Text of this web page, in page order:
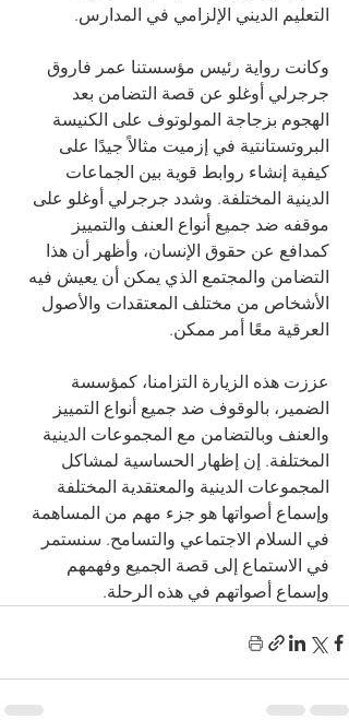
التعليم الديني الإلزامي في المدارس.
وكانت رواية رئيس مؤسستنا عمر فاروق
جرجرلي أوغلو عن قصة التضامن بعد
الهجوم بزجاجة المولوتوف على الكنيسة
البروتستانتية في إزميت مثالاً جيدًا على
كيفية إنشاء روابط قوية بين الجماعات
الدينية المختلفة. وشدد جرجرلي أوغلو على
موقفه ضد جميع أنواع العنف والتمييز
كمدافع عن حقوق الإنسان، وأظهر أن هذا
التضامن والمجتمع الذي يمكن أن يعيش فيه
الأشخاص من مختلف المعتقدات والأصول
العرقية معًا أمر ممكن.
عززت هذه الزيارة التزامنا، كمؤسسة
الضمير، بالوقوف ضد جميع أنواع التمييز
والعنف وبالتضامن مع المجموعات الدينية
المختلفة. إن إظهار الحساسية لمشاكل
المجموعات الدينية والمعتقدية المختلفة
وإسماع أصواتها هو جزء مهم من المساهمة
في السلام الاجتماعي والتسامح. سنستمر
في الاستماع إلى قصة الجميع وفهمهم
وإسماع أصواتهم في هذه الرحلة.